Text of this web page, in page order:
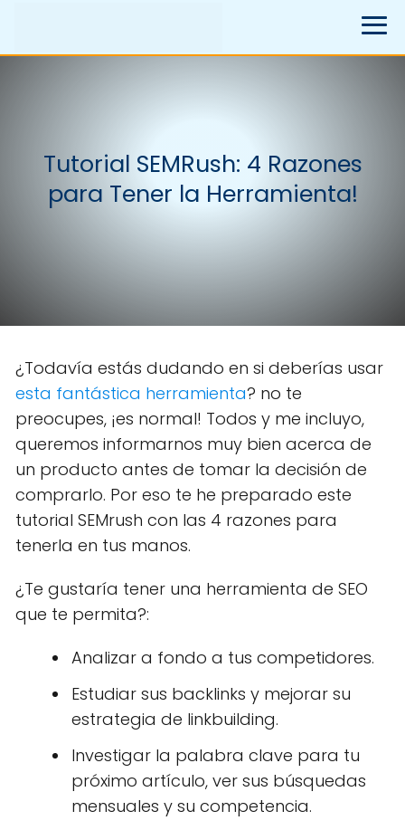
Tutorial SEMRush: 4 Razones
para Tener la Herramienta!
¿Todavía estás dudando en si deberías usar
esta fantástica herramienta? no te
preocupes, ¡es normal! Todos y me incluyo,
queremos informarnos muy bien acerca de
un producto antes de tomar la decisión de
comprarlo. Por eso te he preparado este
tutorial SEMrush con las 4 razones para
tenerla en tus manos.
¿Te gustaría tener una herramienta de SEO
que te permita?:
Analizar a fondo a tus competidores.
Estudiar sus backlinks y mejorar su
estrategia de linkbuilding.
Investigar la palabra clave para tu
próximo artículo, ver sus búsquedas
mensuales y su competencia.